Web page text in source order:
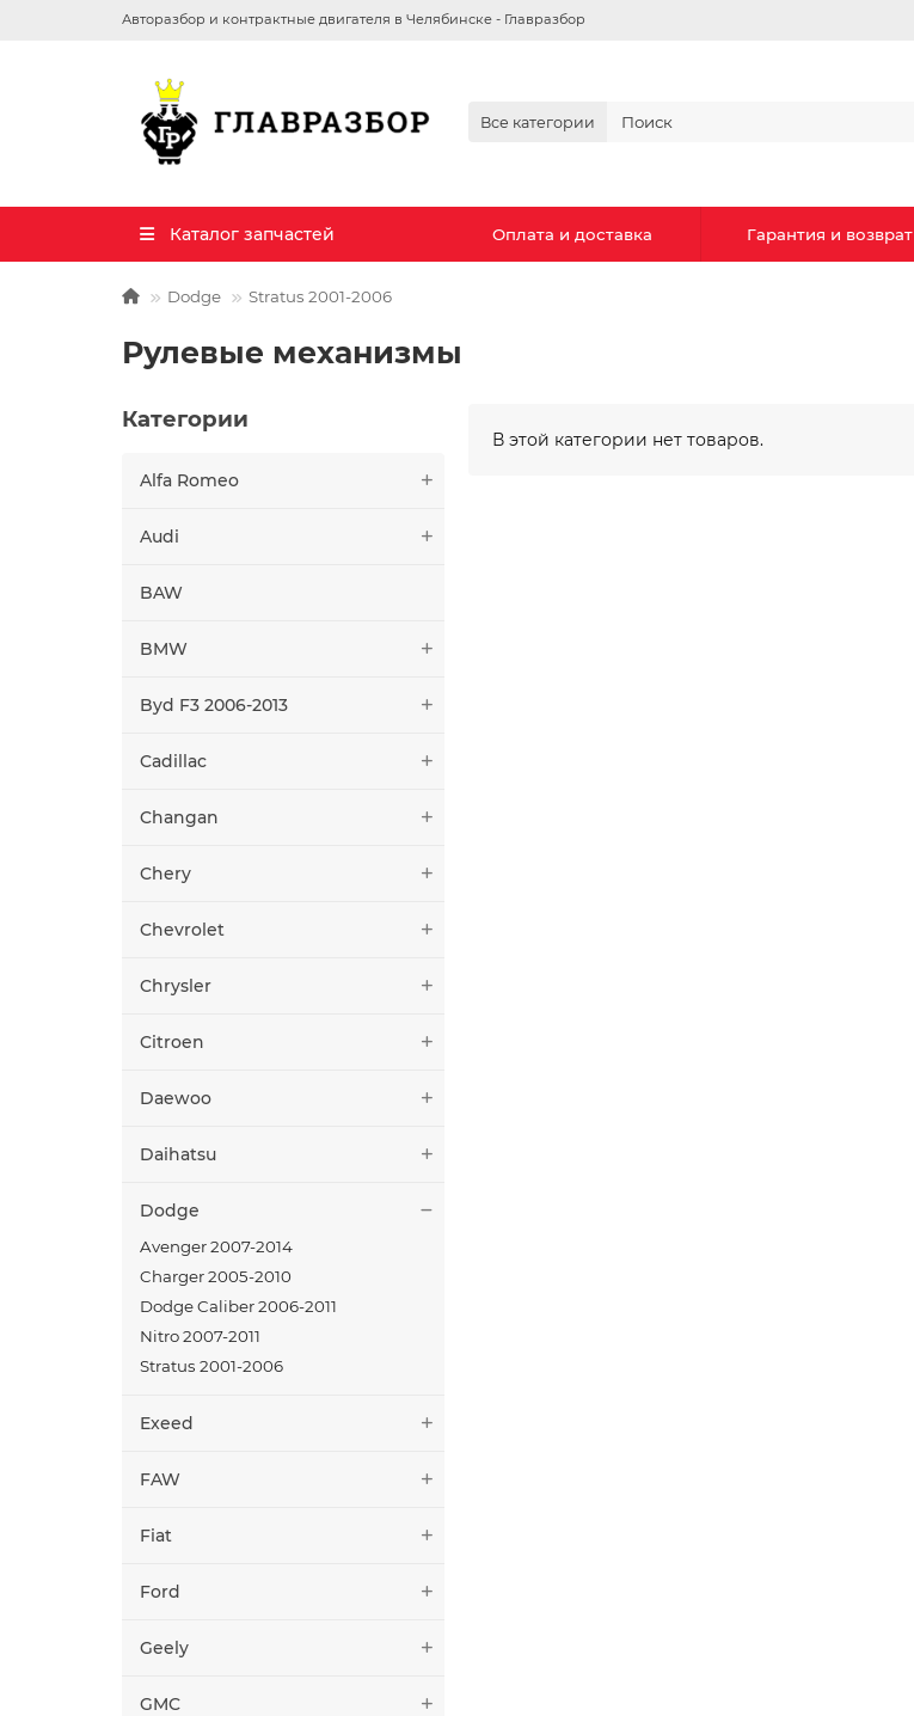
Авторазбор и контрактные двигателя в Челябинске - Главразбор
Все категории
Каталог запчастей Оплата и доставка Гарантия и возврат
Dodge Stratus 2001-2006
Рулевые механизмы
Категории
Alfa Romeo
Audi
BAW
BMW
Byd F3 2006-2013
Cadillac
Changan
Chery
Chevrolet
Chrysler
Citroen
Daewoo
Daihatsu
Dodge
Avenger 2007-2014
Charger 2005-2010
Dodge Caliber 2006-2011
Nitro 2007-2011
Stratus 2001-2006
Exeed
FAW
Fiat
Ford
Geely
GMC
В этой категории нет товаров.